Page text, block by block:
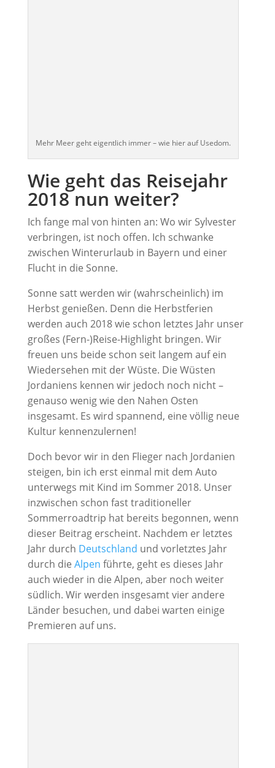
Mehr Meer geht eigentlich immer – wie hier auf Usedom.
Wie geht das Reisejahr
2018 nun weiter?
Ich fange mal von hinten an: Wo wir Sylvester
verbringen, ist noch offen. Ich schwanke
zwischen Winterurlaub in Bayern und einer
Flucht in die Sonne.
Sonne satt werden wir (wahrscheinlich) im
Herbst genießen. Denn die Herbstferien
werden auch 2018 wie schon letztes Jahr unser
großes (Fern-)Reise-Highlight bringen. Wir
freuen uns beide schon seit langem auf ein
Wiedersehen mit der Wüste. Die Wüsten
Jordaniens kennen wir jedoch noch nicht –
genauso wenig wie den Nahen Osten
insgesamt. Es wird spannend, eine völlig neue
Kultur kennenzulernen!
Doch bevor wir in den Flieger nach Jordanien
steigen, bin ich erst einmal mit dem Auto
unterwegs mit Kind im Sommer 2018. Unser
inzwischen schon fast traditioneller
Sommerroadtrip hat bereits begonnen, wenn
dieser Beitrag erscheint. Nachdem er letztes
Jahr durch Deutschland und vorletztes Jahr
durch die Alpen führte, geht es dieses Jahr
auch wieder in die Alpen, aber noch weiter
südlich. Wir werden insgesamt vier andere
Länder besuchen, und dabei warten einige
Premieren auf uns.